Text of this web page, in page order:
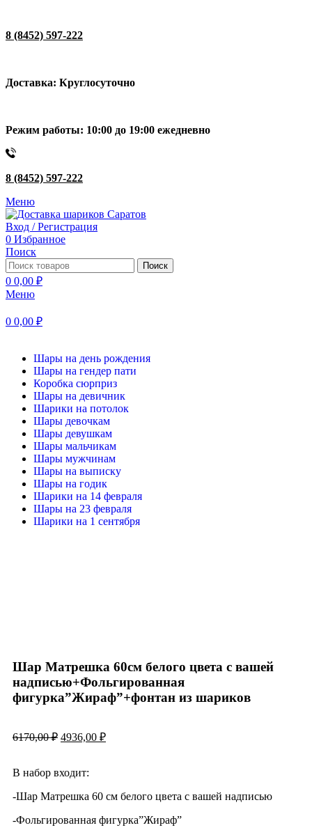
8 (8452) 597-222
Доставка: Круглосуточно
Режим работы: 10:00 до 19:00 ежедневно
8 (8452) 597-222
Меню
Вход / Регистрация
0 Избранное
Поиск
Поиск
0 0,00 ₽
Меню
0 0,00 ₽
Шары на день рождения
Шары на гендер пати
Коробка сюрприз
Шары на девичник
Шарики на потолок
Шары девочкам
Шары девушкам
Шары мальчикам
Шары мужчинам
Шары на выписку
Шары на годик
Шарики на 14 февраля
Шары на 23 февраля
Шарики на 1 сентября
Шар Матрешка 60см белого цвета с вашей
надписью+Фольгированная
фигурка”Жираф”+фонтан из шариков
6170,00₽ 4936,00 ₽
В набор входит:
-Шар Матрешка 60 см белого цвета с вашей надписью
-Фольгированная фигурка”Жираф”